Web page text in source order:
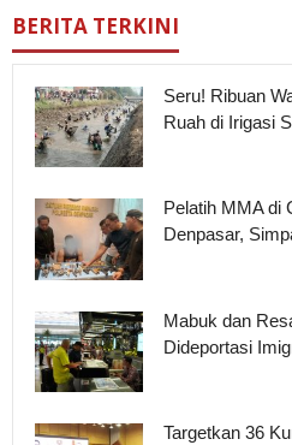
BERITA TERKINI
Seru! Ribuan
Ruah di Irigasi
Pelatih MMA di
Denpasar,
Mabuk dan
Dideportasi
Targetkan 36